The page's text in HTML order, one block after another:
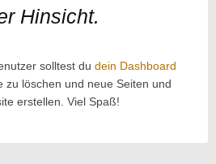
Hinsicht.
solltest du dein Dashboard
zu löschen und neue Seiten und
erstellen. Viel Spaß!